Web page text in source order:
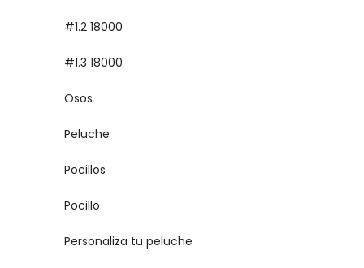
#1.2 18000
#1.3 18000
Osos
Peluche
Pocillos
Pocillo
Personaliza tu peluche